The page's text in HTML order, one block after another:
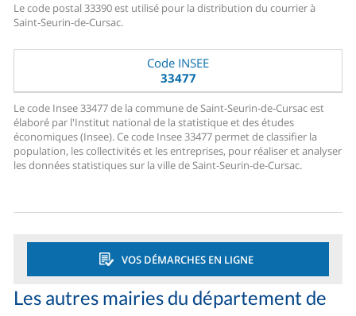
Le code postal 33390 est utilisé pour la distribution du courrier à
Saint-Seurin-de-Cursac.
Code INSEE
33477
Le code Insee 33477 de la commune de Saint-Seurin-de-Cursac est
élaboré par l'Institut national de la statistique et des études
économiques (Insee). Ce code Insee 33477 permet de classifier la
population, les collectivités et les entreprises, pour réaliser et analyser
les données statistiques sur la ville de Saint-Seurin-de-Cursac.
VOS DÉMARCHES EN LIGNE
Les autres mairies du département de